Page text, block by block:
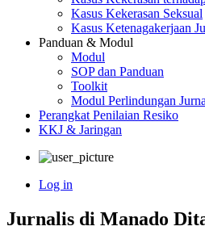
Kasus Kekerasan Seksual
Kasus Ketenagakerjaan
Panduan & Modul
Modul
SOP dan Panduan
Toolkit
Modul Perlindungan
Perangkat Penilaian Resiko
KKJ & Jaringan
account
Log in
Jurnalis di Manado